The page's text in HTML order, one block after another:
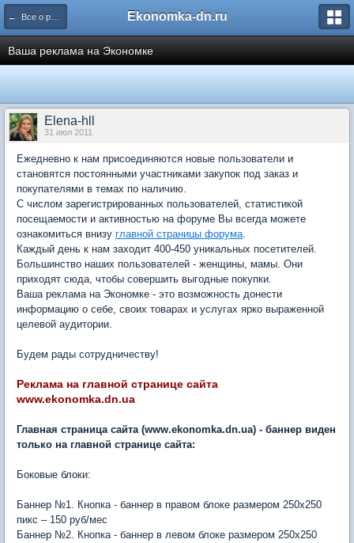
← Все о работе Экономки и ее форума Ekonomka-dn.ru
Ваша реклама на Экономке
Elena-hll
31 июл 2011
Ежедневно к нам присоединяются новые пользователи и
становятся постоянными участниками закупок под заказ и
покупателями в темах по наличию.
С числом зарегистрированных пользователей, статистикой
посещаемости и активностью на форуме Вы всегда можете
ознакомиться внизу главной страницы форума.
Каждый день к нам заходит 400-450 уникальных посетителей.
Большинство наших пользователей - женщины, мамы. Они
приходят сюда, чтобы совершить выгодные покупки.
Ваша реклама на Экономке - это возможность донести
информацию о себе, своих товарах и услугах ярко выраженной
целевой аудитории.
Будем рады сотрудничеству!
Реклама на главной странице сайта
www.ekonomka.dn.ua
Главная страница сайта (www.ekonomka.dn.ua) - баннер виден
только на главной странице сайта:
Боковые блоки:
Баннер №1. Кнопка - баннер в правом блоке размером 250х250
пикс – 150 руб/мес
Баннер №2. Кнопка - баннер в левом блоке размером 250х250